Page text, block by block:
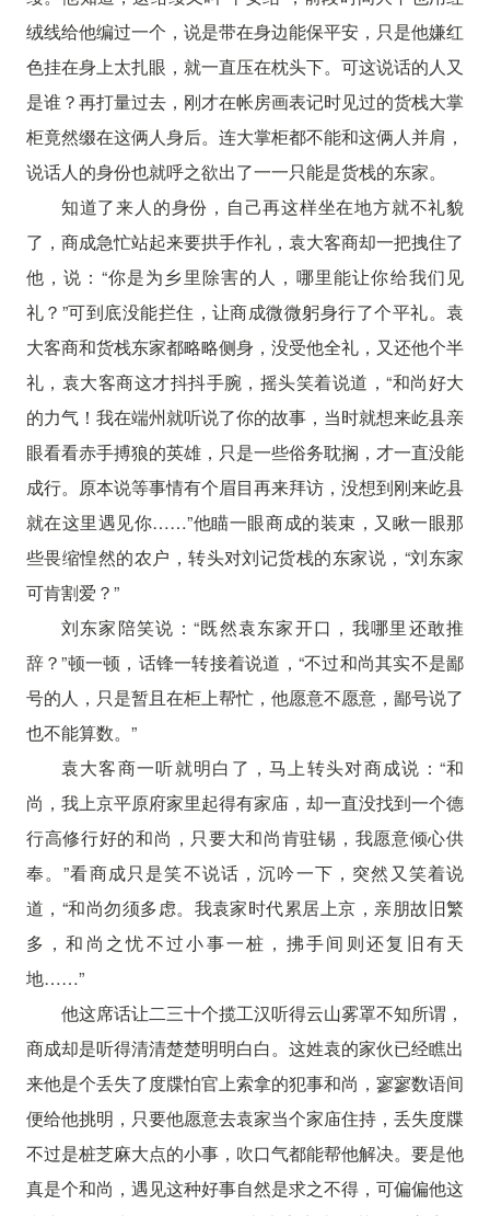
绒线给他编过一个，说是带在身边能保平安，只是他嫌红
色挂在身上太扎眼，就一直压在枕头下。可这说话的人又
是谁？再打量过去，刚才在帐房画表记时见过的货栈大掌
柜竟然缀在这俩人身后。连大掌柜都不能和这俩人并肩，
说话人的身份也就呼之欲出了一一只能是货栈的东家。
知道了来人的身份，自己再这样坐在地方就不礼貌
了，商成急忙站起来要拱手作礼，袁大客商却一把拽住了
他，说：“你是为乡里除害的人，哪里能让你给我们见
礼？”可到底没能拦住，让商成微微躬身行了个平礼。袁
大客商和货栈东家都略略侧身，没受他全礼，又还他个半
礼，袁大客商这才抖抖手腕，摇头笑着说道，“和尚好大
的力气！我在端州就听说了你的故事，当时就想来屹县亲
眼看看赤手搏狼的英雄，只是一些俗务耽搁，才一直没能
成行。原本说等事情有个眉目再来拜访，没想到刚来屹县
就在这里遇见你……”他瞄一眼商成的装束，又瞅一眼那
些畏缩惶然的农户，转头对刘记货栈的东家说，“刘东家
可肯割爱？”
刘东家陪笑说：“既然袁东家开口，我哪里还敢推
辞？”顿一顿，话锋一转接着说道，“不过和尚其实不是鄙
号的人，只是暂且在柜上帮忙，他愿意不愿意，鄙号说了
也不能算数。”
袁大客商一听就明白了，马上转头对商成说：“和
尚，我上京平原府家里起得有家庙，却一直没找到一个德
行高修行好的和尚，只要大和尚肯驻锡，我愿意倾心供
奉。”看商成只是笑不说话，沉吟一下，突然又笑着说
道，“和尚勿须多虑。我袁家时代累居上京，亲朋故旧繁
多，和尚之忧不过小事一桩，拂手间则还复旧有天
地……”
他这席话让二三十个揽工汉听得云山雾罩不知所谓，
商成却是听得清清楚楚明明白白。这姓袁的家伙已经瞧出
来他是个丢失了度牒怕官上索拿的犯事和尚，寥寥数语间
便给他挑明，只要他愿意去袁家当个家庙住持，丢失度牒
不过是桩芝麻大点的小事，吹口气都能帮他解决。要是他
真是个和尚，遇见这种好事自然是求之不得，可偏偏他这